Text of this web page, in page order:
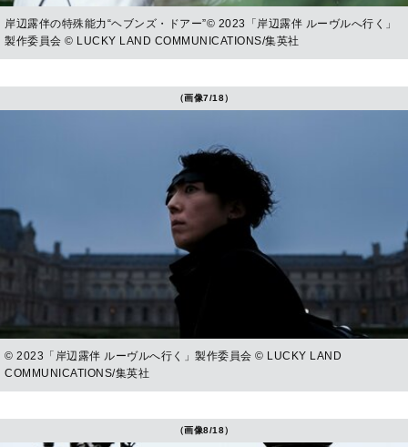
岸辺露伴の特殊能力“ヘブンズ・ドアー”© 2023「岸辺露伴 ルーヴルへ行く」
製作委員会 © LUCKY LAND COMMUNICATIONS/集英社
（画像7/18）
© 2023「岸辺露伴 ルーヴルへ行く」製作委員会 © LUCKY LAND
COMMUNICATIONS/集英社
（画像8/18）